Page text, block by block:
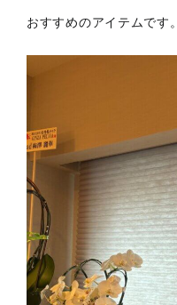
おすすめのアイテムです。